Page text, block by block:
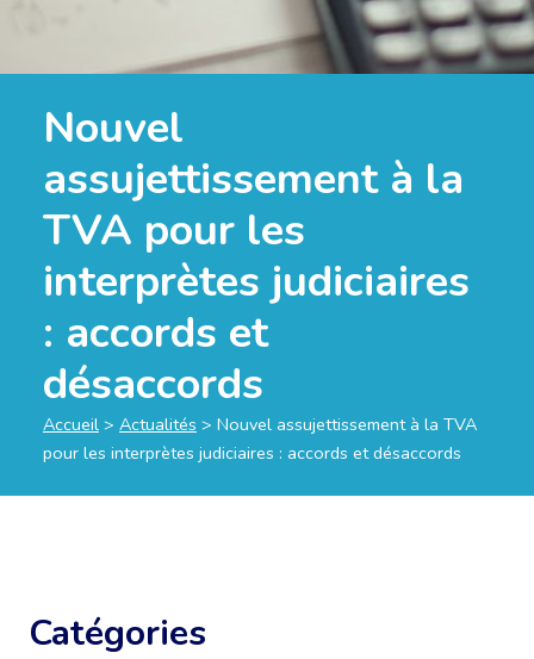
Nouvel
assujettissement à la
TVA pour les
interprètes judiciaires
: accords et
désaccords
Accueil > Actualités > Nouvel assujettissement à la TVA
pour les interprètes judiciaires : accords et désaccords
Catégories